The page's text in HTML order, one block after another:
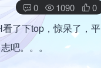
0 1090 0
了下top，惊呆了，平
吧。。。